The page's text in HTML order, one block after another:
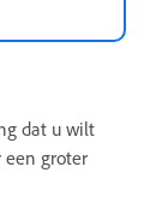
dat u wilt
een groter